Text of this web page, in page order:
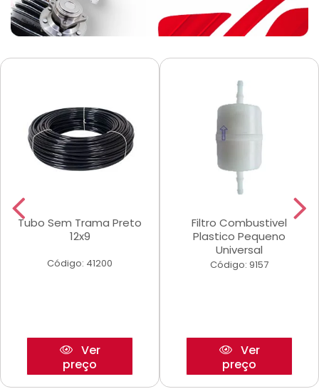
Tubo Sem Trama Preto
12x9
Código: 41200
Ver
preço
Filtro Combustivel
Plastico Pequeno
Universal
Código: 9157
Ver
preço